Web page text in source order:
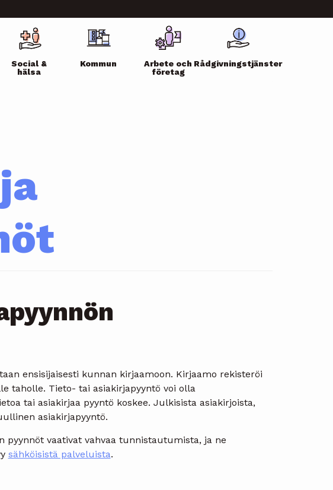
Social &
hälsa
Kommun
Arbete och
företag
Rådgivningstjänster
ensisijaisesti kunnan kirjaamoon. Kirjaamo rekisteröi
taholle. Tieto- tai asiakirjapyyntö voi olla
tai asiakirjaa pyyntö koskee. Julkisista asiakirjoista,
asiakirjapyyntö.
pyynnöt vaativat vahvaa tunnistautumista, ja ne
sähköisistä palveluista.